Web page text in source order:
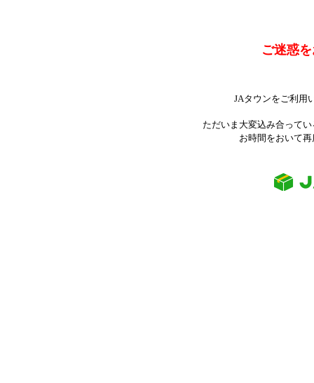
ご迷惑
JAタウンをご利用
ただいま大変込み合って
お時間をおいて